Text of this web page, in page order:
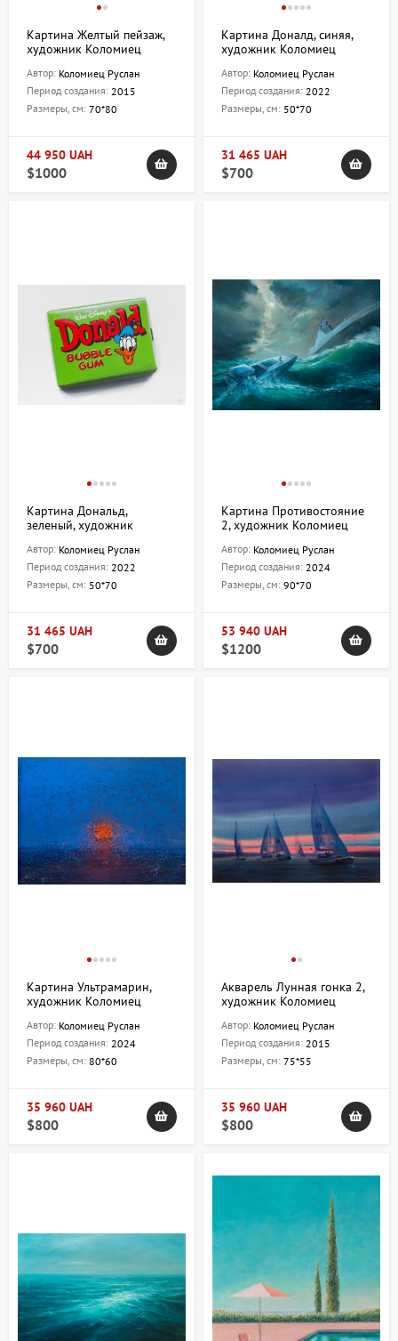
Картина Желтый пейзаж,
художник Коломиец
Автор: Коломиец Руслан
Период создания: 2015
Размеры, см: 70*80
44 950 UAH
$1000
Картина Доналд, синяя,
художник Коломиец
Автор: Коломиец Руслан
Период создания: 2022
Размеры, см: 50*70
31 465 UAH
$700
Картина Дональд,
зеленый, художник
Автор: Коломиец Руслан
Период создания: 2022
Размеры, см: 50*70
31 465 UAH
$700
Картина Противостояние
2, художник Коломиец
Автор: Коломиец Руслан
Период создания: 2024
Размеры, см: 90*70
53 940 UAH
$1200
Картина Ультрамарин,
художник Коломиец
Автор: Коломиец Руслан
Период создания: 2024
Размеры, см: 80*60
35 960 UAH
$800
Акварель Лунная гонка 2,
художник Коломиец
Автор: Коломиец Руслан
Период создания: 2015
Размеры, см: 75*55
35 960 UAH
$800